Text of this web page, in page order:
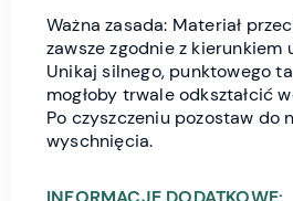
Ważna zasada: Materiał
zawsze zgodnie z kierunkiem
Unikaj silnego, punktowego
mogłoby trwale odkształcić
Po czyszczeniu pozostaw do
wyschnięcia.